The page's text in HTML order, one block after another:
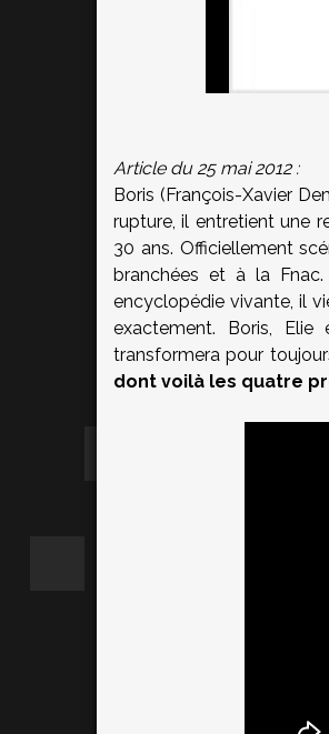
Article du 25 mai 2012 :
Boris (François-Xavier
rupture, il entretient une
30 ans. Officiellement
branchées et à la
encyclopédie vivante, il
exactement. Boris,
transformera pour
dont voilà les quatre